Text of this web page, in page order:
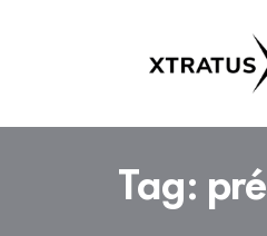
Tag: